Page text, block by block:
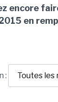
encore
en
: